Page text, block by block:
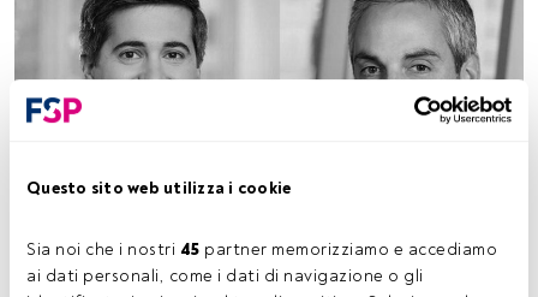
Questo sito web utilizza i cookie
Sia noi che i nostri 45 partner memorizziamo e accediamo
ai dati personali, come i dati di navigazione o gli
Tempo di lettura:6 min.